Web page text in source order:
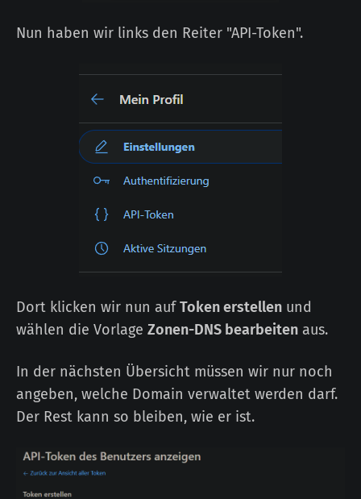
Nun haben wir links den Reiter "API-Token".
Dort klicken wir nun aufToken erstellen und
wählen die Vorlage Zonen-DNS bearbeiten aus.
In der nächsten Übersicht müssen wir nur noch
angeben, welche Domain verwaltet werden darf.
Der Rest kann so bleiben, wie er ist.